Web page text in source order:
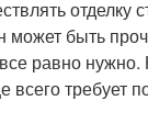
отделку
может быть
равно нужно.
всего требует